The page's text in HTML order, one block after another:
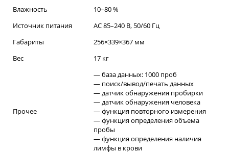
Влажность
10–80 %
Источник питания
AC 85–240 В, 50/60 Гц
Габариты
256×339×367 мм
Вес
17 кг
Прочее
— база данных: 1000 проб
— поиск/вывод/печать данных
— датчик обнаружения пробирки
— датчик обнаружения человека
— функция повторного измерения
— функция определения объема
пробы
— функция определения наличия
лимфы в крови